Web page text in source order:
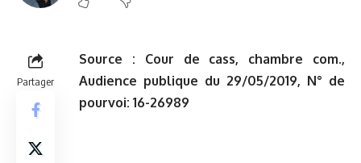
Partager
Source : Cour de cass, chambre com.,
Audience publique du 29/05/2019, N° de
pourvoi: 16-26989